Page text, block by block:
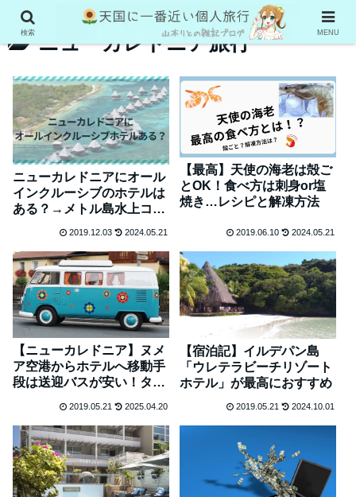
ニューカレドニア旅行
ニューカレドニアにオール
インクルーシブのホテルは
ある？→メトル島水上コテ
2019.12.03 2024.05.21
【最高】天使の海老は殻ご
とOK！食べ方は刺身or塩
焼き…レシピと解凍方法
2019.06.10 2024.05.21
【ニューカレドニア】ヌメ
ア空港からホテルへ移動手
段は送迎バスが安い！タク
2019.05.21 2025.04.20
【宿泊記】イルデパン島
「ウレテラビーチリゾート
ホテル」が最高におすすめ
2019.05.21 2024.10.01
検索 MENU